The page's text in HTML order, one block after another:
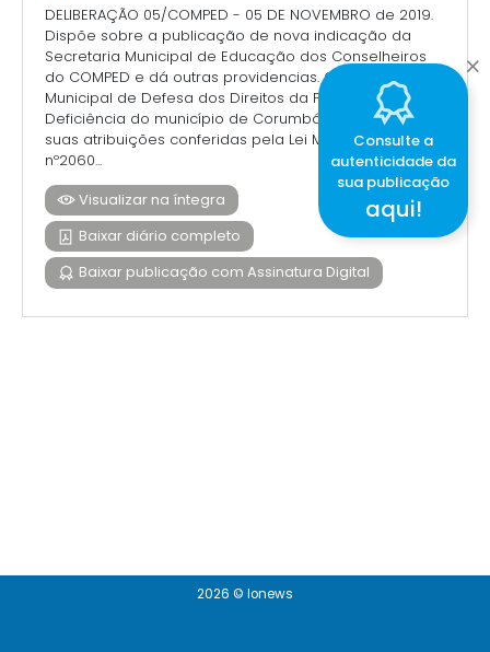
DELIBERAÇÃO 05/COMPED - 05 DE NOVEMBRO de 2019.
Dispõe sobre a publicação de nova indicação da
Secretaria Municipal de Educação dos Conselheiros
do COMPED e dá outras providencias. O Conselho
Municipal de Defesa dos Direitos da Pessoa com
Deficiência do município de Corumbá-MS, no uso de
suas atribuições conferidas pela Lei Municipal de
nº2060...
Visualizar na íntegra
Baixar diário completo
Baixar publicação com Assinatura Digital
2026 © Ionews
Consulte a
autenticidade da
sua publicação
aqui!